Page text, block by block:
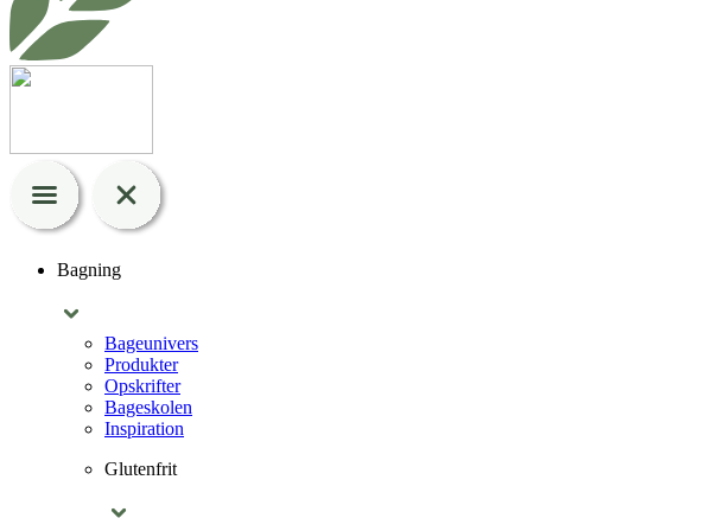
Bagning
Bageunivers
Produkter
Opskrifter
Bageskolen
Inspiration
Glutenfrit